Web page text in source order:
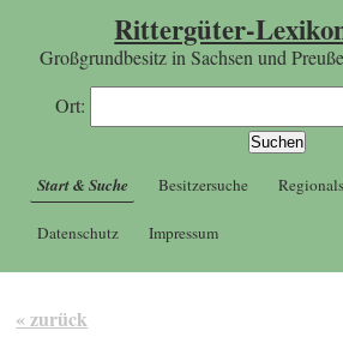
Rittergüter-
Großgrundbesitz in Sachsen und
Ort:
Start & Suche Besitzersuche
Datenschutz Impressum
« zurück